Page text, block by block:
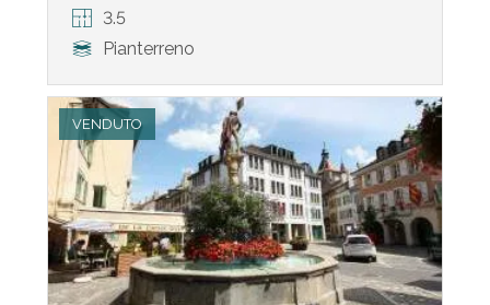
3.5
Pianterreno
VENDUTO